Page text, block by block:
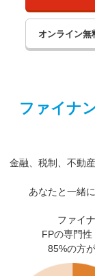
オンライン無
ファイナ
金融、税制、不動
あなたと一緒
ファイ
FPの専門性
85%の方